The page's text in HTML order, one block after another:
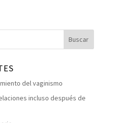
del vaginismo
incluso después de